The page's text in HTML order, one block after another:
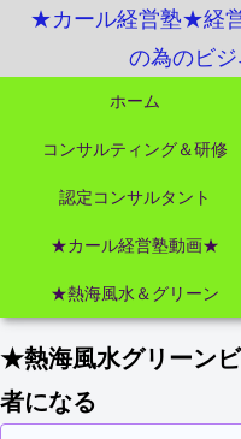
★カール経営塾★経営
の為のビ
ホーム
コンサルティング＆研修
認定コンサルタント
★カール経営塾動画★
★熱海風水＆グリーン
★熱海風水グリーン
者になる